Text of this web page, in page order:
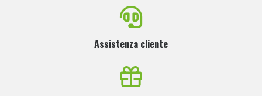
Assistenza cliente